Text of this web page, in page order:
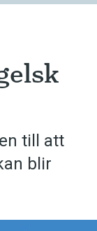
till att
blir